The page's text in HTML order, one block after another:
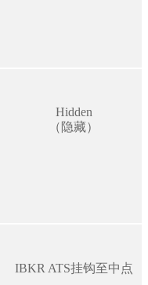
Hidden
（隐藏）
IBKR ATS挂钩至中点